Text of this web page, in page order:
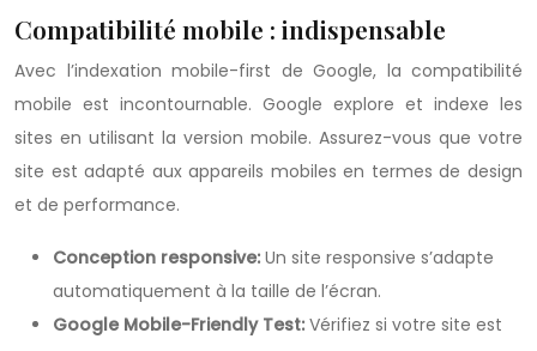
Compatibilité mobile : indispensable
Avec l’indexation mobile-first de Google, la compatibilité
mobile est incontournable. Google explore et indexe les
sites en utilisant la version mobile. Assurez-vous que votre
site est adapté aux appareils mobiles en termes de design
et de performance.
Conception responsive: Un site responsive s’adapte
automatiquement à la taille de l’écran.
Google Mobile-Friendly Test: Vérifiez si votre site est